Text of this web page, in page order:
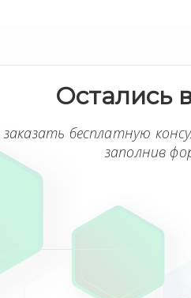
Остались
бесплатную
заполнив